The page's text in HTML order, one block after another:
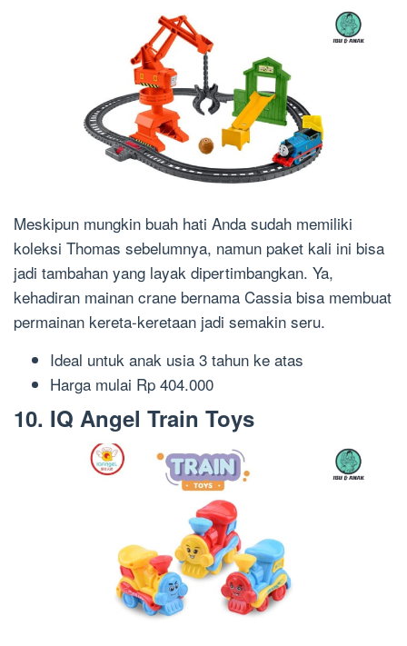
Meskipun mungkin buah hati Anda sudah memiliki
koleksi Thomas sebelumnya, namun paket kali ini bisa
jadi tambahan yang layak dipertimbangkan. Ya,
kehadiran mainan crane bernama Cassia bisa membuat
permainan kereta-keretaan jadi semakin seru.
Ideal untuk anak usia 3 tahun ke atas
Harga mulai Rp 404.000
10. IQ Angel Train Toys